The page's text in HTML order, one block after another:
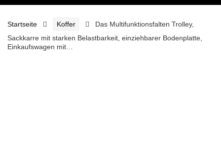
Startseite Koffer
Das Multifunktionsfalten Trolley,
Sackkarre mit starken Belastbarkeit, einziehbarer Bodenplatte,
Einkaufswagen mit…